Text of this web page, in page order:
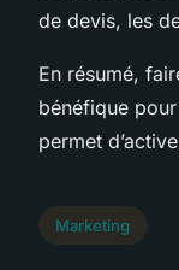
de devis, les
En résumé,
bénéfique
permet
Marketing